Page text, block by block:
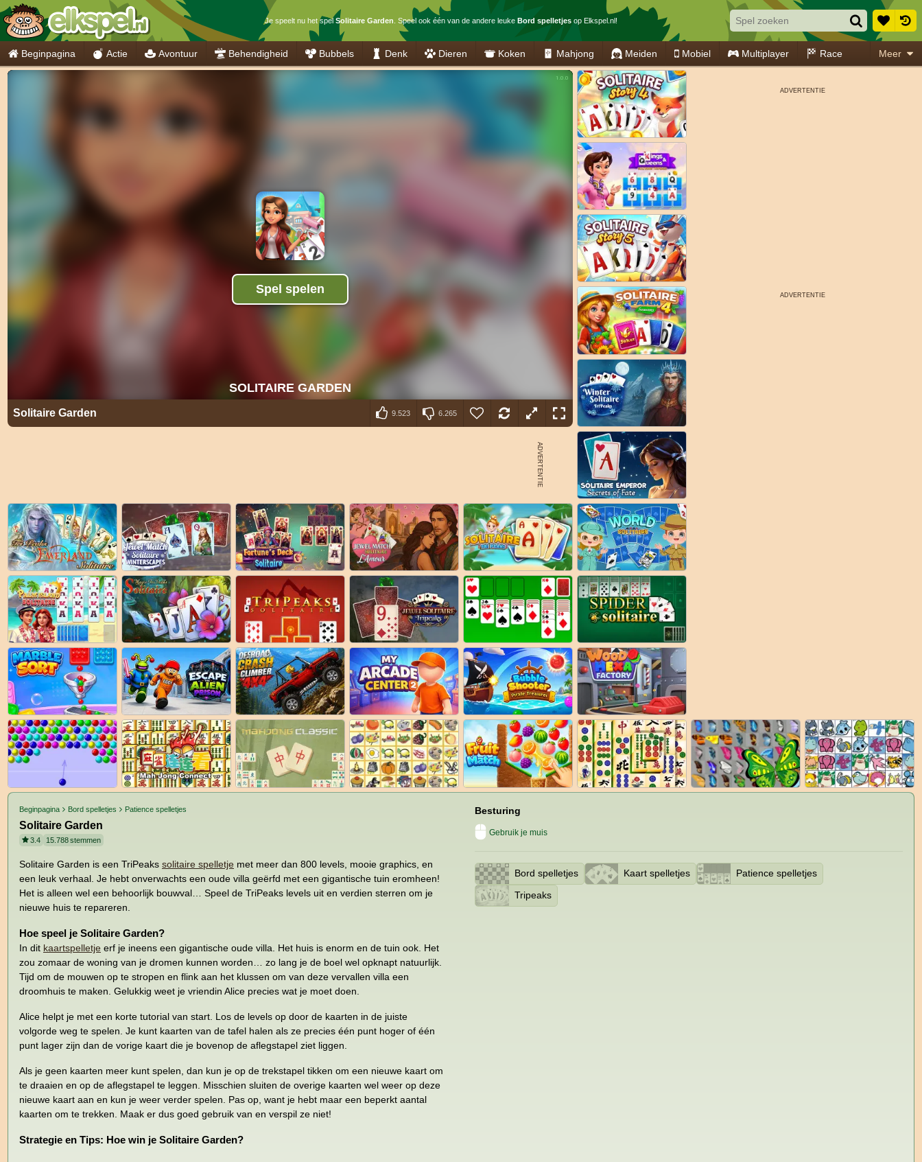
Je speelt nu het spel Solitaire Garden . Speel ook één van de andere leuke Bord spelletjesop Elkspel.nl!
Beginpagina Actie Avontuur Behendigheid Bubbels Denk Dieren Koken Mahjong Meiden Mobiel Multiplayer Race Meer
Solitaire Garden 9.523 6.265
Beginpagina Bord spelletjes Patience spelletjes
Solitaire Garden
3.4 15.788stemmen
Solitaire Garden is een TriPeaks solitaire spelletje met meer dan 800 levels, mooie graphics, en
een leuk verhaal. Je hebt onverwachts een oude villa geërfd met een gigantische tuin eromheen!
Het is alleen wel een behoorlijk bouwval… Speel de TriPeaks levels uit en verdien sterren om je
nieuwe huis te repareren.
Hoe speel je Solitaire Garden?
In dit kaartspelletje erf je ineens een gigantische oude villa. Het huis is enorm en de tuin ook. Het
zou zomaar de woning van je dromen kunnen worden… zo lang je de boel wel opknapt natuurlijk.
Tijd om de mouwen op te stropen en flink aan het klussen om van deze vervallen villa een
droomhuis te maken. Gelukkig weet je vriendin Alice precies wat je moet doen.
Alice helpt je met een korte tutorial van start. Los de levels op door de kaarten in de juiste
volgorde weg te spelen. Je kunt kaarten van de tafel halen als ze precies één punt hoger of één
punt lager zijn dan de vorige kaart die je bovenop de aflegstapel ziet liggen.
Als je geen kaarten meer kunt spelen, dan kun je op de trekstapel tikken om een nieuwe kaart om
te draaien en op de aflegstapel te leggen. Misschien sluiten de overige kaarten wel weer op deze
nieuwe kaart aan en kun je weer verder spelen. Pas op, want je hebt maar een beperkt aantal
kaarten om te trekken. Maak er dus goed gebruik van en verspil ze niet!
Strategie en Tips: Hoe win je Solitaire Garden?
Besturing
Gebruik je muis
Bord spelletjes Kaart spelletjes
Patience spelletjes
Tripeaks